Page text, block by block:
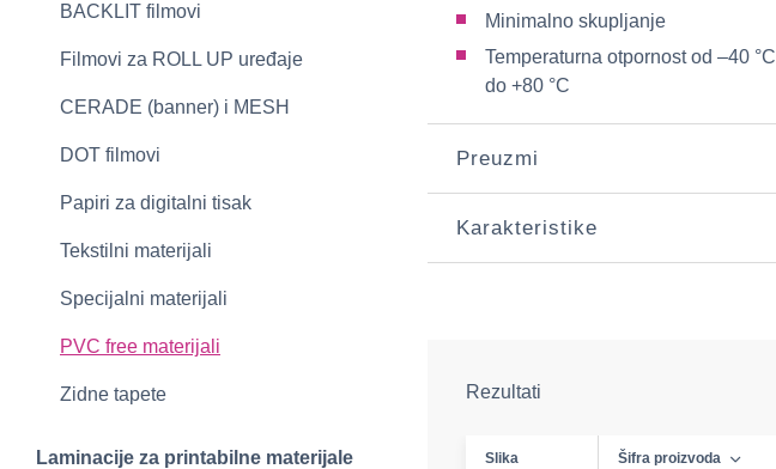
BACKLIT filmovi
Filmovi za ROLL UP uređaje
CERADE (banner) i MESH
DOT filmovi
Papiri za digitalni tisak
Tekstilni materijali
Specijalni materijali
PVC free materijali
Zidne tapete
Laminacije za printabilne materijale
Minimalno skupljanje
Temperaturna otpornost od –40 °C
do +80 °C
Preuzmi
Karakteristike
Rezultati
Slika Šifra proizvoda